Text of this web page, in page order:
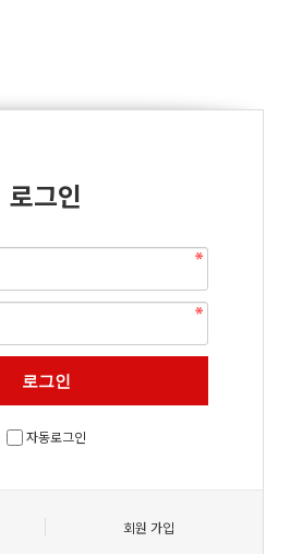
로그인
자동로그인
회원 가입